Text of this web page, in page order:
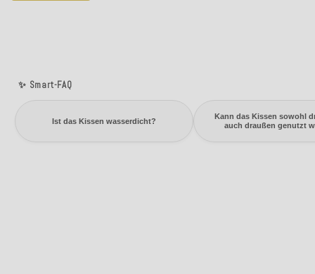
✨ Smart-FAQ
Ist das Kissen wasserdicht?
Kann das Kissen sowohl
auch draußen genutzt